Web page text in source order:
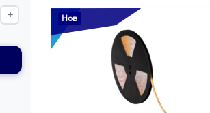
+ Нов